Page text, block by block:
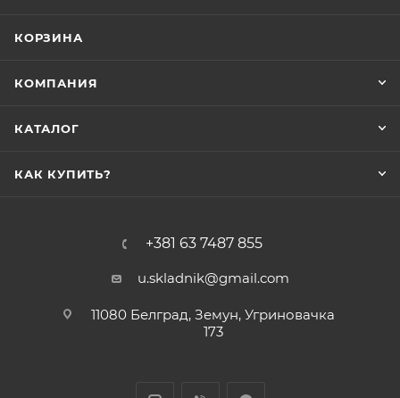
КОРЗИНА
КОМПАНИЯ
КАТАЛОГ
КАК КУПИТЬ?
+381 63 7487 855
u.skladnik@gmail.com
11080 Белград, Земун, Угриновачка
173